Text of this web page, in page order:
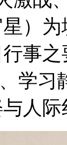
）
事
学习
人际